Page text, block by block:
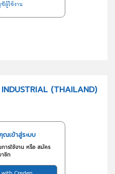
ผู้ใช้งาน
(THAILAND)
ณเข้าสู่ระบบ
ารใช้งาน หรือ สมัคร
าชิก